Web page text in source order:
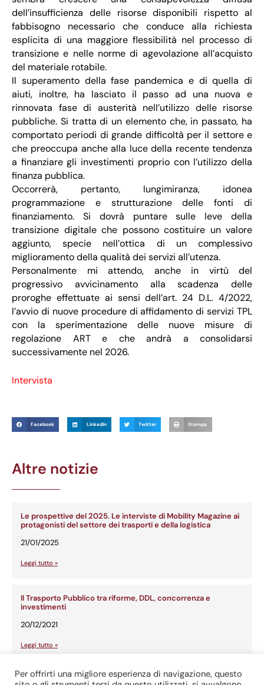
dell’insufficienza delle risorse disponibili rispetto al
fabbisogno necessario che conduce alla richiesta
esplicita di una maggiore flessibilità nel processo di
transizione e nelle norme di agevolazione all’acquisto
del materiale rotabile.
Il superamento della fase pandemica e di quella di
aiuti, inoltre, ha lasciato il passo ad una nuova e
rinnovata fase di austerità nell’utilizzo delle risorse
pubbliche. Si tratta di un elemento che, in passato, ha
comportato periodi di grande difficoltà per il settore e
che preoccupa anche alla luce della recente tendenza
a finanziare gli investimenti proprio con l’utilizzo della
finanza pubblica.
Occorrerà, pertanto, lungimiranza, idonea
programmazione e strutturazione delle fonti di
finanziamento. Si dovrà puntare sulle leve della
transizione digitale che possono costituire un valore
aggiunto, specie nell’ottica di un complessivo
miglioramento della qualità dei servizi all’utenza.
Personalmente mi attendo, anche in virtù del
progressivo avvicinamento alla scadenza delle
proroghe effettuate ai sensi dell’art. 24 D.L. 4/2022,
l’avvio di nuove procedure di affidamento di servizi TPL
con la sperimentazione delle nuove misure di
regolazione ART e che andrà a consolidarsi
successivamente nel 2026.
Intervista
Facebook LinkedIn Twitter Stampa
Altre notizie
Le prospettive del 2025. Le interviste di Mobility Magazine ai
protagonisti del settore dei trasporti e della logistica
21/01/2025
Leggi tutto »
Il Trasporto Pubblico tra riforme, DDL, concorrenza e
investimenti
20/12/2021
Leggi tutto »
Proposta di Testo Unico per il TPL
Per offrirti una migliore esperienza di navigazione, questo